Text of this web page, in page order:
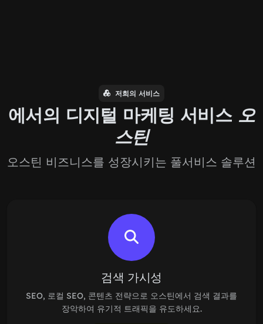
저희의 서비스
에서의 디지털 마케팅 서비스 오
스틴
오스틴 비즈니스를 성장시키는 풀서비스 솔루션
검색 가시성
SEO, 로컬 SEO, 콘텐츠 전략으로 오스틴에서 검색 결과를
장악하여 유기적 트래픽을 유도하세요.